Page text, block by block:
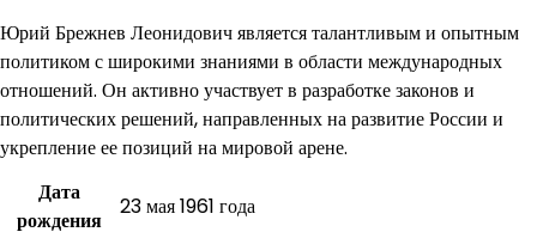
Юрий Брежнев Леонидович является талантливым и опытным
политиком с широкими знаниями в области международных
отношений. Он активно участвует в разработке законов и
политических решений, направленных на развитие России и
укрепление ее позиций на мировой арене.
Дата
рождения
23 мая 1961 года